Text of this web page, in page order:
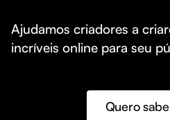
Ajudamos criadores a
incríveis online para seu
Quero